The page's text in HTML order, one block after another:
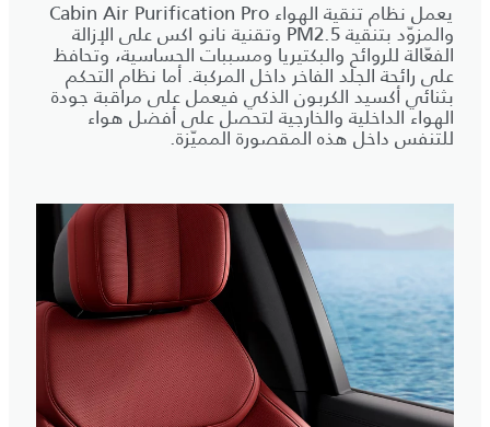
يعمل نظام تنقية الهواء Cabin Air Purification Pro
والمزوّد بتنقية PM2.5 وتقنية نانو اكس على الإزالة
الفعّالة للروائح والبكتيريا ومسببات الحساسية، وتحافظ
على رائحة الجلد الفاخر داخل المركبة. أما نظام التحكم
بثنائي أكسيد الكربون الذكي فيعمل على مراقبة جودة
الهواء الداخلية والخارجية لتحصل على أفضل هواء
للتنفس داخل هذه المقصورة المميّزة.